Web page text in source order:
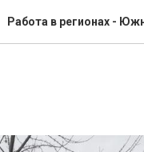
Работа в регионах -